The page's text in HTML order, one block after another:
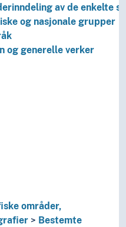
av de enkelte
og nasjonale grupper
og generelle verker
områder,
Bestemte